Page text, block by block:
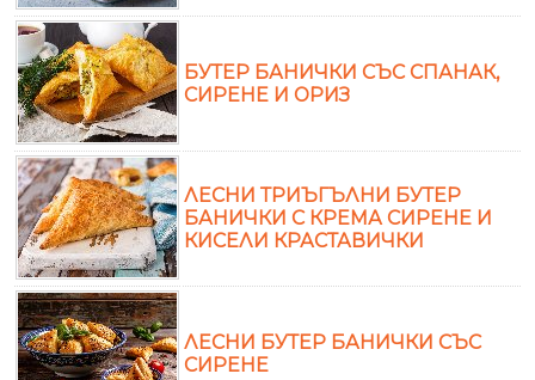
БУТЕР БАНИЧКИ СЪС СПАНАК,
СИРЕНЕ И ОРИЗ
ЛЕСНИ ТРИЪГЪЛНИ БУТЕР
БАНИЧКИ С КРЕМА СИРЕНЕ И
КИСЕЛИ КРАСТАВИЧКИ
ЛЕСНИ БУТЕР БАНИЧКИ СЪС
СИРЕНЕ